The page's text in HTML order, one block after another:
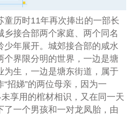
童历时11年再次捧出的一部长
乡接合部两个家庭、两个同名
少年展开。城郊接合部的咸水
个界限分明的世界，一边是塘
为生，一边是塘东街道，属于
招娣”的两位母亲，因为一
未享用的棺材相识，又在同一天
了一个男孩和一对龙凤胎，由